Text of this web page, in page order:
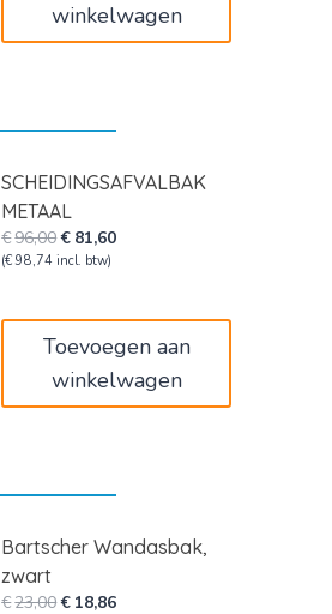
winkelwagen
SCHEIDINGSAFVALBAK
METAAL
€96,00Oorspronkelijke
prijs
€ 81,60Huidige
(€ 98,74 incl. btw)
Toevoegen aan
winkelwagen
Bartscher Wandasbak,
zwart
€23,00Oorspronkelijke
€ 18,86Huidige